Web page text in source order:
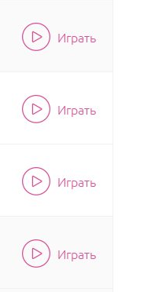
Играть
Играть
Играть
Играть